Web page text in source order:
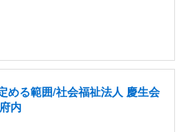
める範囲/社会福祉法人 慶生会
内